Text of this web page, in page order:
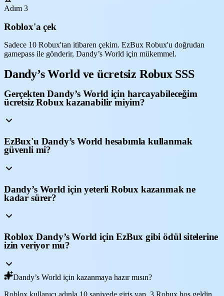
Adım 3
Roblox'a çek
Sadece 10 Robux'tan itibaren çekim. EzBux Robux'u doğrudan
gamepass ile gönderir, Dandy’s World için mükemmel.
Dandy’s World ve ücretsiz Robux SSS
Gerçekten Dandy’s World için harcayabileceğim
ücretsiz Robux kazanabilir miyim?
EzBux'u Dandy’s World hesabımla kullanmak
güvenli mi?
Dandy’s World için yeterli Robux kazanmak ne
kadar sürer?
Roblox Dandy’s World için EzBux gibi ödül sitelerine
izin veriyor mu?
Dandy’s World için kazanmaya hazır mısın?
Roblox kullanıcı adınla 10 saniyede giriş yap, 3 Robux hoş geldin